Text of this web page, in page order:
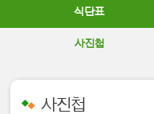
식단표
사진첩
사진첩